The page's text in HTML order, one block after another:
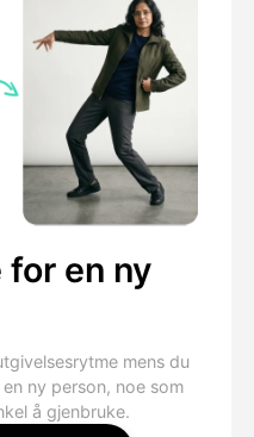
en ny
mens du
ny person, noe som
å gjenbruke.